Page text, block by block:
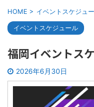
HOME > イベントスケジュ
イベントスケジュール
福岡イベントス
2026年6月30日